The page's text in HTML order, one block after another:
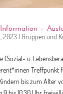
–
2023| Gruppen und
(Sozial- u.
Treffpunkt
bis zum Alter